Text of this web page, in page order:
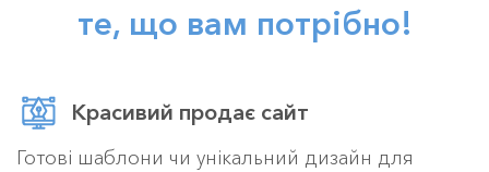
те, що вам потрібно!
Красивий продає сайт
Готові шаблони чи унікальний дизайн для